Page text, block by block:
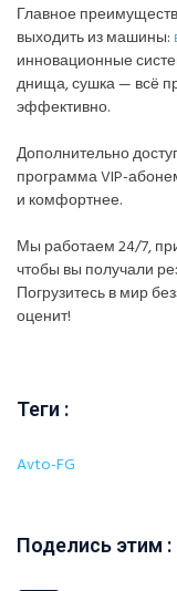
Главное
выходить из машины:
инновационные
днища, сушка — всё
эффективно.
Дополнительно
программа VIP-
и комфортнее.
Мы работаем 24/7,
чтобы вы получали
Погрузитесь в мир
оценит!
Теги :
Avto-FG
Поделись этим :